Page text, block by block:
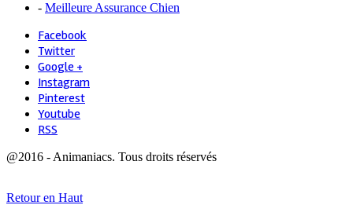
- Meilleure Assurance Chien
Facebook
Twitter
Google +
Instagram
Pinterest
Youtube
RSS
@2016 - Animaniacs. Tous droits réservés
Retour en Haut